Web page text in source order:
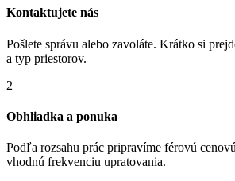
Kontaktujete nás
Pošlete správu alebo zavoláte. Krátko si
a typ priestorov.
2
Obhliadka a ponuka
Podľa rozsahu prác pripravíme férovú
vhodnú frekvenciu upratovania.